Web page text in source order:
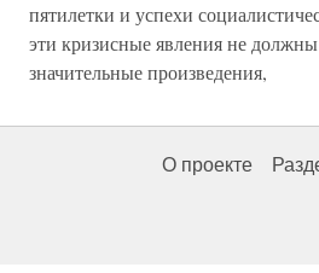
пятилетки и успехи
эти кризисные явления не должны
значительные произведения,
О проекте